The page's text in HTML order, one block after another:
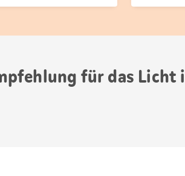
für das Licht